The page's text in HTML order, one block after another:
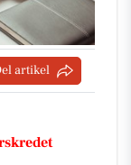
artikel